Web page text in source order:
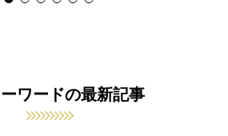
ワードの最新記事